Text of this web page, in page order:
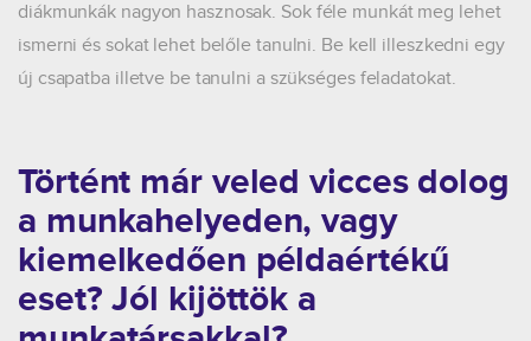
diákmunkák nagyon hasznosak. Sok féle munkát meg lehet
ismerni és sokat lehet belőle tanulni. Be kell illeszkedni egy
új csapatba illetve be tanulni a szükséges feladatokat.
Történt már veled vicces dolog
a munkahelyeden, vagy
kiemelkedően példaértékű
eset? Jól kijöttök a